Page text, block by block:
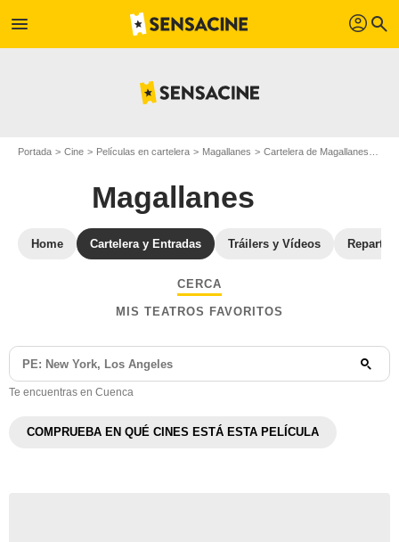
menu profil search
Portada Cine Películas en cartelera Magallanes Cartelera de Magallanes
Magallanes
Home Cartelera y Entradas Tráilers y Vídeos Reparto
CERCA
MIS TEATROS FAVORITOS
Te encuentras en Cuenca
COMPRUEBA EN QUÉ CINES ESTÁ ESTA PELÍCULA